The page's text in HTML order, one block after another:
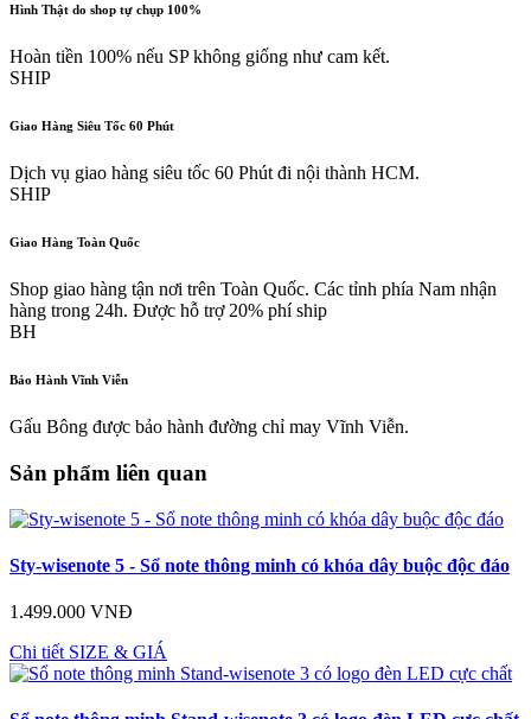
Hình Thật do shop tự chụp 100%
Hoàn tiền 100% nếu SP không giống như cam kết.
SHIP
Giao Hàng Siêu Tốc 60 Phút
Dịch vụ giao hàng siêu tốc 60 Phút đi nội thành HCM.
SHIP
Giao Hàng Toàn Quốc
Shop giao hàng tận nơi trên Toàn Quốc. Các tỉnh phía Nam nhận
hàng trong 24h. Được hỗ trợ 20% phí ship
BH
Bảo Hành Vĩnh Viễn
Gấu Bông được bảo hành đường chỉ may Vĩnh Viễn.
Sản phẩm liên quan
Sty-wisenote 5 - Sổ note thông minh có khóa dây buộc độc đáo
1.499.000 VNĐ
Chi tiết SIZE & GIÁ